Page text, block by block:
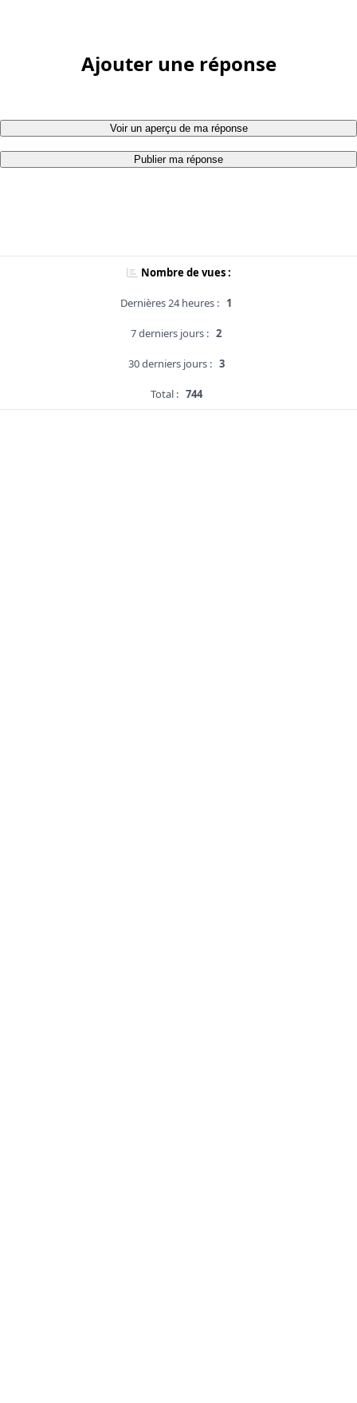
Ajouter une réponse
Voir un aperçu de ma réponse
Publier ma réponse
Nombre de vues :
Dernières 24 heures : 1
7 derniers jours : 2
30 derniers jours : 3
Total : 744